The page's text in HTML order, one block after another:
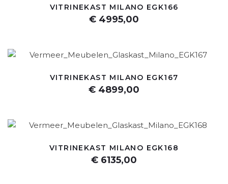
VITRINEKAST MILANO EGK166
€ 4995,00
VITRINEKAST MILANO EGK167
€ 4899,00
VITRINEKAST MILANO EGK168
€ 6135,00